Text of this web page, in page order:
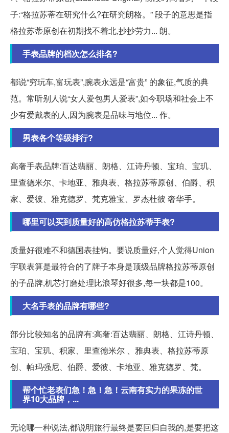
子:“格拉苏蒂在研究什么?在研究朗格。” 段子的意思是指
格拉苏蒂原创在初期找不着北,抄抄劳力... 朗。
手表品牌的档次怎么排名?
都说“穷玩车,富玩表”,腕表永远是“富贵” 的象征,气质的典
范。常听别人说“女人爱包男人爱表”,如今职场和社会上不
少有爱戴表的人,因为腕表是品味与地位... 作。
男表各个等级排行?
高奢手表品牌:百达翡丽、朗格、江诗丹顿、宝珀、宝玑、
里查德米尔、卡地亚、雅典表、格拉苏蒂原创、伯爵、积
家、爱彼、雅克德罗、梵克雅宝、罗杰杜彼 奢华手。
哪里可以买到质量好的高仿格拉苏蒂手表?
质量好很难不和德国表挂钩。要说质量好,个人觉得Union
宇联表算是最符合的了牌子本身是顶级品牌格拉苏蒂原创
的子品牌,机芯打磨处理比浪琴好很多,每一块都是100。
大名手表的品牌有哪些?
部分比较知名的品牌有:高奢:百达翡丽、朗格、江诗丹顿、
宝珀、宝玑、积家、里查德米尔 、雅典表、格拉苏蒂原
创、帕玛强尼、伯爵、爱彼、卡地亚、雅克德罗、梵。
帮个忙老表们急！急！急！云南有实力的果冻的世
界10大品牌，...
无论哪一种说法,都说明旅行最终是要回归自我的,是要把这